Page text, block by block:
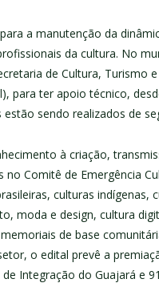
a manutenção da
da cultura. No
de Cultura, Turismo
para ter apoio técnico,
sendo realizados de
à criação,
no Comitê de Emergência
culturas indígenas,
moda e design, cultura
de base
o edital prevê a
Integração do Guajará e